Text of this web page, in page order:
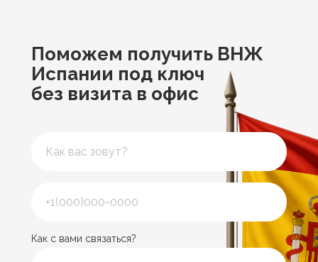
Поможем получить ВНЖ
Испании под ключ
без визита в офис
Как с вами связаться?